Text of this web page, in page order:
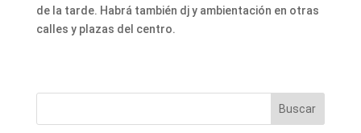
de la tarde. Habrá también dj y ambientación en otras
calles y plazas del centro.